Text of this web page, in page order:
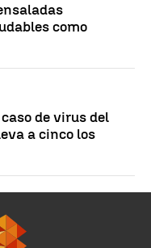
como
de virus del
a cinco los